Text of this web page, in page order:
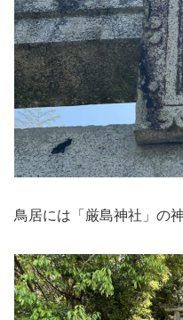
鳥居には「厳島神社」の